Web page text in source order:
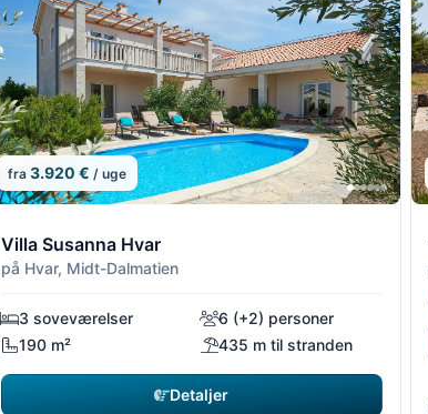
fra 3.920 € / uge
Villa Susanna Hvar
på Hvar, Midt-Dalmatien
3 soveværelser
6 (+2) personer
190 m²
435 m til stranden
Detaljer